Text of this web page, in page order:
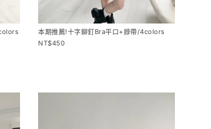
本期推薦!十字鉚釘Bra平口+脖帶/4colors
450